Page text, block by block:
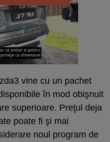
vine cu un pachet
în mod obişnuit
superioare. Preţul deja
poate fi şi mai
noul program de